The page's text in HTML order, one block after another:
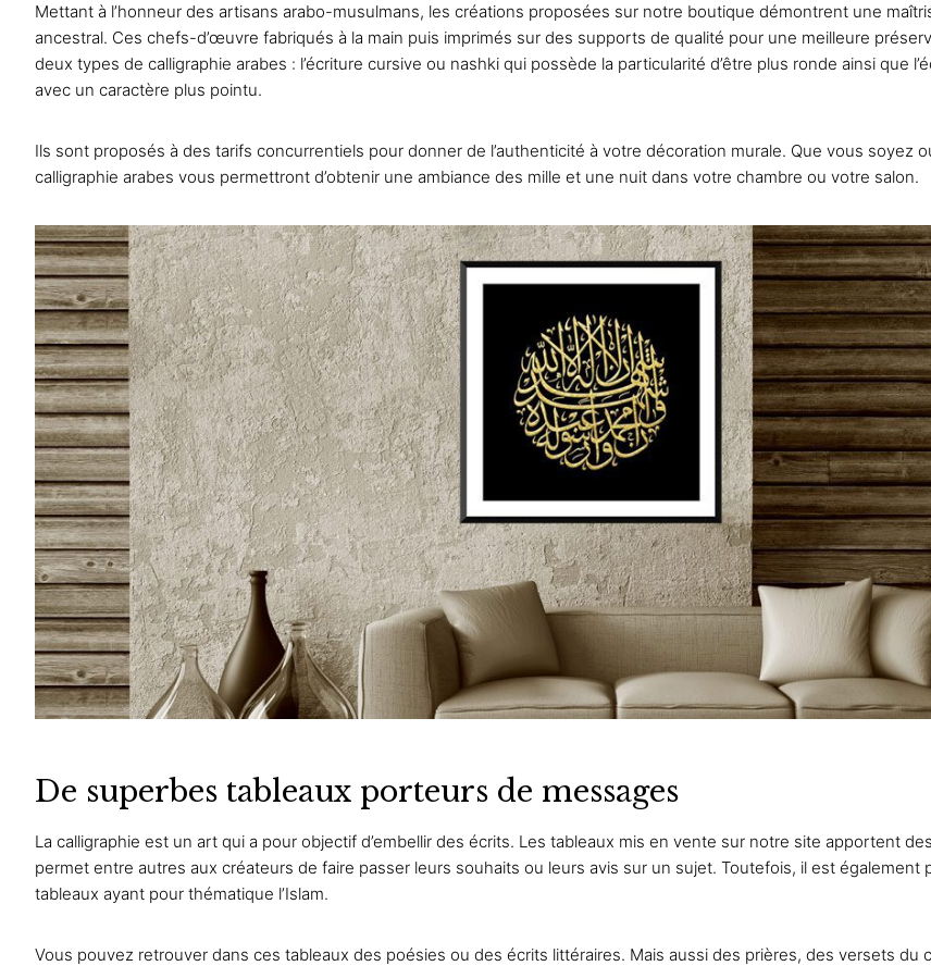
Mettant à l’honneur des artisans arabo-musulmans, les créations proposées sur notre boutique démontrent une
ancestral. Ces chefs-d’œuvre fabriqués à la main puis imprimés sur des supports de qualité pour une meilleure
deux types de calligraphie arabes : l’écriture cursive ou nashki qui possède la particularité d’être plus ronde ainsi que
avec un caractère plus pointu.
Ils sont proposés à des tarifs concurrentiels pour donner de l’authenticité à votre décoration murale. Que vous soyez
calligraphie arabes vous permettront d’obtenir une ambiance des mille et une nuit dans votre chambre ou votre salon.
De superbes tableaux porteurs de messages
La calligraphie est un art qui a pour objectif d’embellir des écrits. Les tableaux mis en vente sur notre site apportent
permet entre autres aux créateurs de faire passer leurs souhaits ou leurs avis sur un sujet. Toutefois, il est également
tableaux ayant pour thématique l’Islam.
Vous pouvez retrouver dans ces tableaux des poésies ou des écrits littéraires. Mais aussi des prières, des versets du